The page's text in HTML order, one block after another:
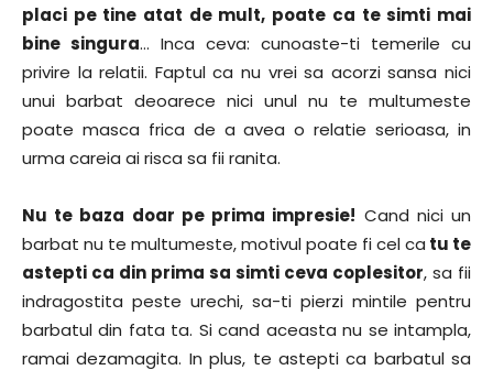
placi pe tine atat de mult, poate ca te simti mai
bine singura… Inca ceva: cunoaste-ti temerile cu
privire la relatii. Faptul ca nu vrei sa acorzi sansa nici
unui barbat deoarece nici unul nu te multumeste
poate masca frica de a avea o relatie serioasa, in
urma careia ai risca sa fii ranita.
Nu te baza doar pe prima impresie! Cand nici un
barbat nu te multumeste, motivul poate fi cel ca tu te
astepti ca din prima sa simti ceva coplesitor, sa fii
indragostita peste urechi, sa-ti pierzi mintile pentru
barbatul din fata ta. Si cand aceasta nu se intampla,
ramai dezamagita. In plus, te astepti ca barbatul sa